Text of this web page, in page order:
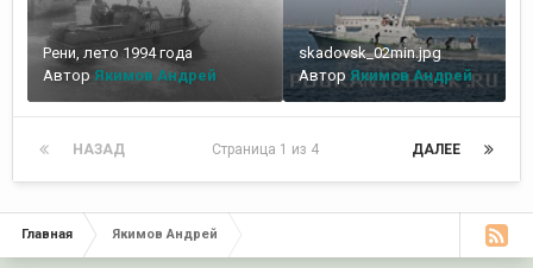
Рени, лето 1994 года
Автор Якимов Андрей
skadovsk_02min.jpg
АвторЯкимов Андрей
НАЗАД ДАЛЕЕ
Страница 1 из 4
Главная Якимов Андрей